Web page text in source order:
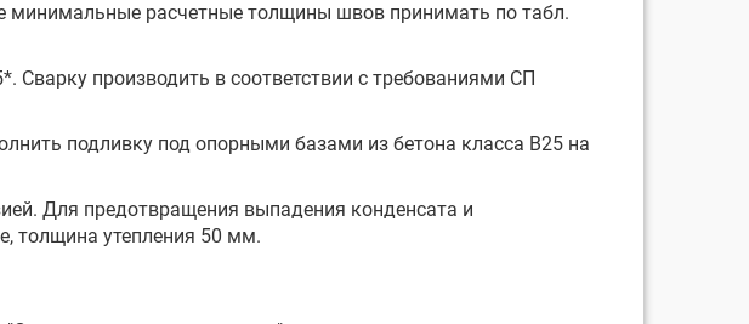
минимальные расчетные толщины швов принимать по табл.
производить в соответствии с требованиями СП
подливку под опорными базами из бетона класса В25 на
Для предотвращения выпадения конденсата и
толщина утепления 50 мм.